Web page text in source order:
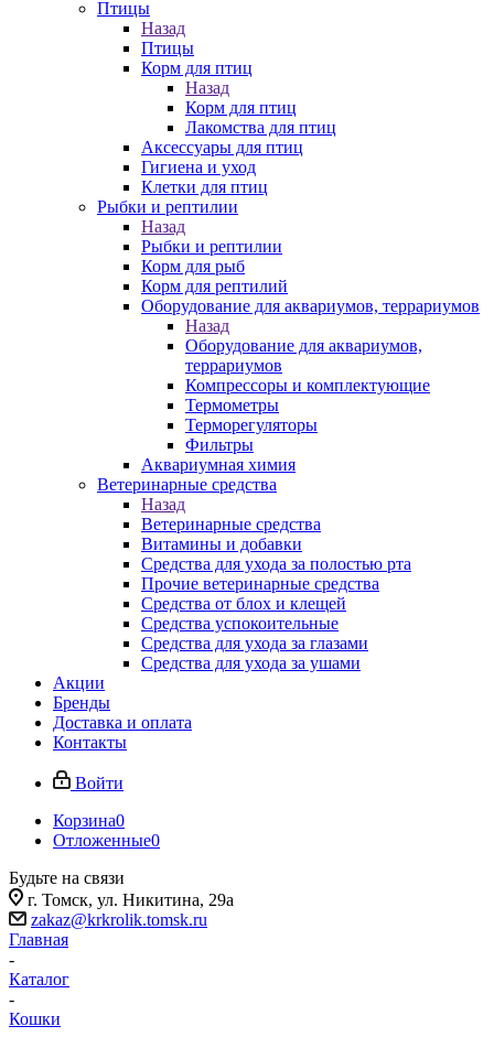
Птицы
Назад
Птицы
Корм для птиц
Назад
Корм для птиц
Лакомства для птиц
Аксессуары для птиц
Гигиена и уход
Клетки для птиц
Рыбки и рептилии
Назад
Рыбки и рептилии
Корм для рыб
Корм для рептилий
Оборудование для аквариумов, террариумов
Назад
Оборудование для аквариумов,
террариумов
Компрессоры и комплектующие
Термометры
Терморегуляторы
Фильтры
Аквариумная химия
Ветеринарные средства
Назад
Ветеринарные средства
Витамины и добавки
Средства для ухода за полостью рта
Прочие ветеринарные средства
Средства от блох и клещей
Средства успокоительные
Средства для ухода за глазами
Средства для ухода за ушами
Акции
Бренды
Доставка и оплата
Контакты
Войти
Корзина0
Отложенные0
Будьте на связи
г. Томск, ​ул. Никитина, 29а
zakaz@krkrolik.tomsk.ru
Главная
-
Каталог
-
Кошки